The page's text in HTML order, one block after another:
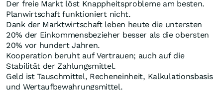
Der freie Markt löst Knappheitsprobleme am besten.
Planwirtschaft funktioniert nicht.
Dank der Marktwirtschaft leben heute die untersten
20% der Einkommensbezieher besser als die obersten
20% vor hundert Jahren.
Kooperation beruht auf Vertrauen; auch auf die
Stabilität der Zahlungsmittel.
Geld ist Tauschmittel, Recheneinheit, Kalkulationsbasis
und Wertaufbewahrungsmittel.